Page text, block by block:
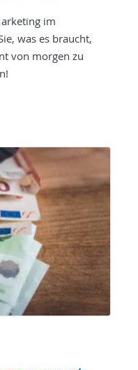
im
was es braucht,
von morgen zu